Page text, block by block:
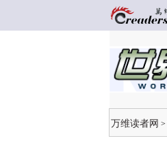
万维读者网 >